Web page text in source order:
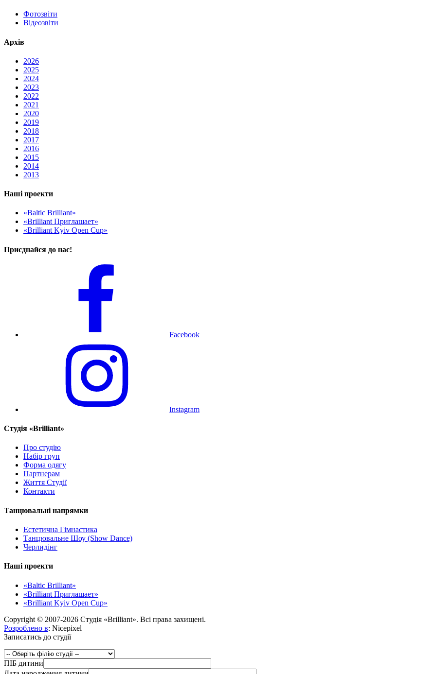
Фотозвіти
Відеозвіти
Архів
2026
2025
2024
2023
2022
2021
2020
2019
2018
2017
2016
2015
2014
2013
Наші проекти
«Baltic Brilliant»
«Brilliant Приглашает»
«Brilliant Kyiv Open Cup»
Приєднайся до нас!
Facebook
Instagram
Cтудія «Brilliant»
Про студію
Набір груп
Форма одягу
Партнерам
Життя Студії
Контакти
Танцювальні напрямки
Естетична Гімнастика
Танцювальне Шоу (Show Dance)
Черлидінг
Наші проекти
«Baltic Brilliant»
«Brilliant Приглашает»
«Brilliant Kyiv Open Cup»
Copyright © 2007-2026 Студія «Brilliant». Всі права захищені.
Розроблено в: Nicepixel
Записатись до студії
ПІБ дитини